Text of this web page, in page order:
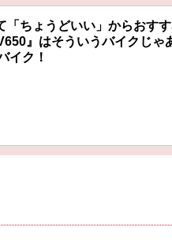
「ちょうどいい」からおす
』はそういうバイクじゃ
イク！